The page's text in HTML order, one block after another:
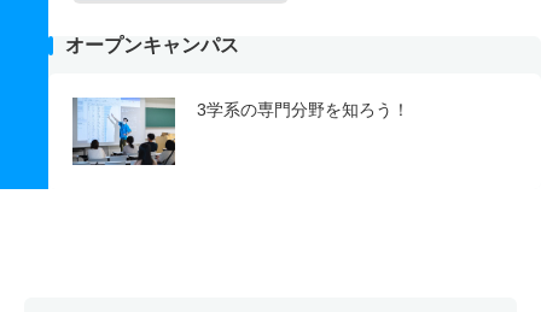
オープンキャンパス
3学系の専門分野を知ろう！